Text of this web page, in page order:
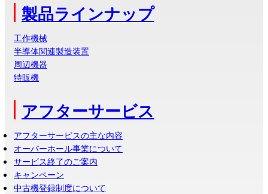
製品ラインナップ
工作機械
半導体関連製造装置
周辺機器
特販機
アフターサービス
アフターサービスの主な内容
オーバーホール事業について
サービス終了のご案内
キャンペーン
中古機登録制度について